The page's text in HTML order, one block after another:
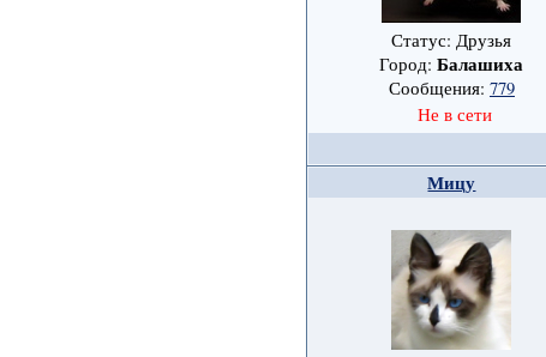
Статус: Друзья
Город:Балашиха
Сообщения: 779
Не в сети
Мицу